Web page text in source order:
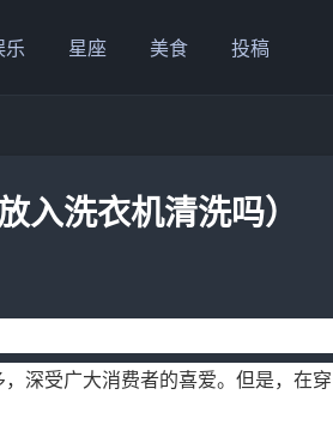
乐 星座 美食 投稿
洗衣机清洗吗）
深受广大消费者的喜爱。但是，在穿